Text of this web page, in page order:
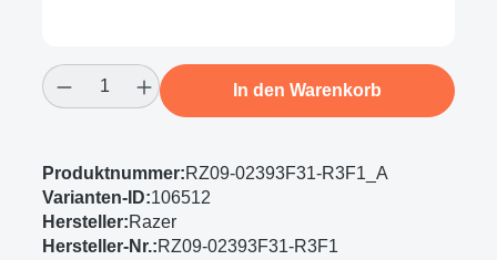
Produkt Anzahl: Gib den gewünschten
In den Warenkorb
Produktnummer:RZ09-02393F31-R3F1_A
Varianten-ID:106512
Hersteller:Razer
Hersteller-Nr.:RZ09-02393F31-R3F1